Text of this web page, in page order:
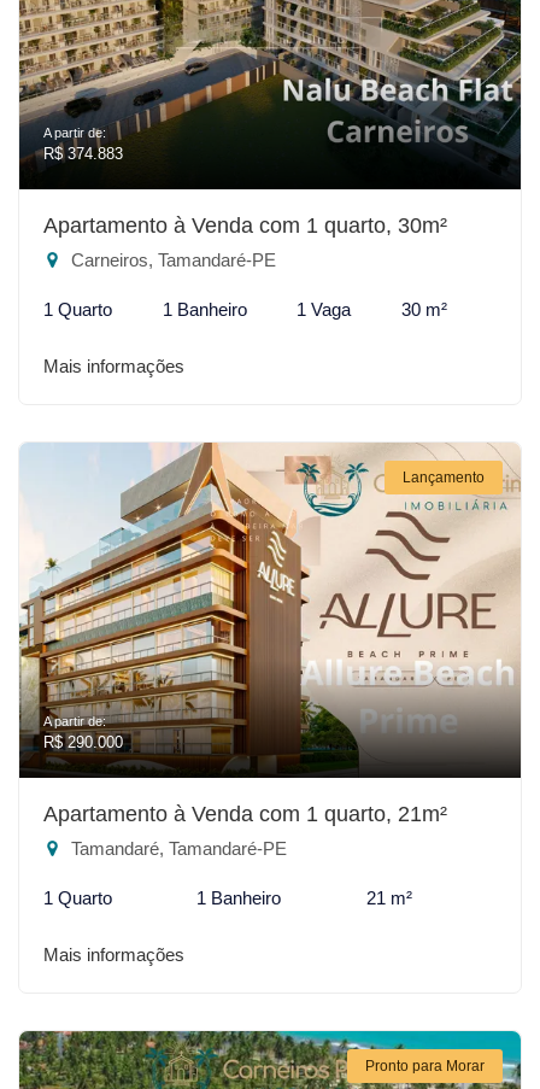
A partir de:
R$ 374.883
Apartamento à Venda com 1 quarto, 30m²
Carneiros, Tamandaré-PE
1 Quarto 1 Banheiro 1 Vaga 30 m²
Mais informações
Lançamento
A partir de:
R$ 290.000
Apartamento à Venda com 1 quarto, 21m²
Tamandaré, Tamandaré-PE
1 Quarto 1 Banheiro 21 m²
Mais informações
Pronto para Morar